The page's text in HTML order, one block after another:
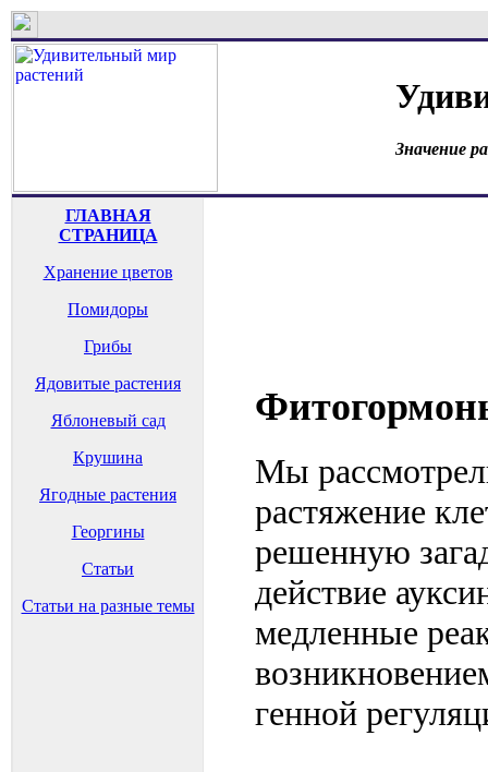
Значение
ГЛАВНАЯ
СТРАНИЦА
Хранение цветов
Помидоры
Грибы
Ядовитые растения
Яблоневый сад
Крушина
Ягодные растения
Георгины
Статьи
Статьи на разные темы
Мы
растяжение
решенную
действие
медленные
генной